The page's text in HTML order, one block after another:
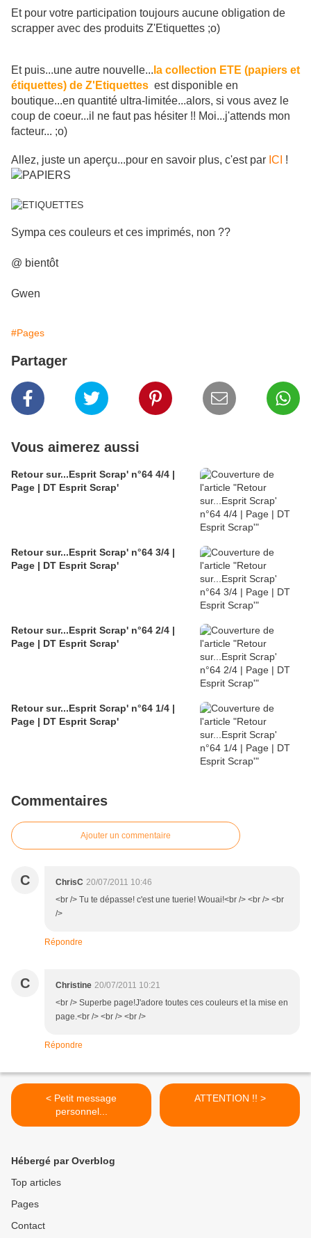
Et pour votre participation toujours aucune obligation de
scrapper avec des produits Z'Etiquettes ;o)
Et puis...une autre nouvelle... la collection ETE (papiers et
étiquettes) de Z'Etiquettes est disponible en
boutique...en quantité ultra-limitée...alors, si vous avez le
coup de coeur...il ne faut pas hésiter !! Moi...j'attends mon
facteur... ;o)
Allez, juste un aperçu...pour en savoir plus, c'est par ICI !
Sympa ces couleurs et ces imprimés, non ??
@ bientôt
Gwen
#Pages
Partager
Vous aimerez aussi
Retour sur...Esprit Scrap' n°64 4/4 |
Page | DT Esprit Scrap'
Retour sur...Esprit Scrap' n°64 3/4 |
Page | DT Esprit Scrap'
Retour sur...Esprit Scrap' n°64 2/4 |
Page | DT Esprit Scrap'
Retour sur...Esprit Scrap' n°64 1/4 |
Page | DT Esprit Scrap'
Commentaires
Ajouter un commentaire
C ChrisC 20/07/2011 10:46
<br /> Tu te dépasse! c'est une tuerie! Wouai!<br /> <br /> <br
/>
Répondre
C Christine 20/07/2011 10:21
<br /> Superbe page!J'adore toutes ces couleurs et la mise en
page.<br /> <br /> <br />
Répondre
< Petit message
personnel...
ATTENTION !! >
Hébergé par Overblog
Top articles
Pages
Contact